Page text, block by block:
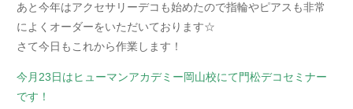
あと今年はアクセサリーデコも始めたので指輪やピアスも非常
によくオーダーをいただいております☆
さて今日もこれから作業します！
今月23日はヒューマンアカデミー岡山校にて門松デコセミナー
です！